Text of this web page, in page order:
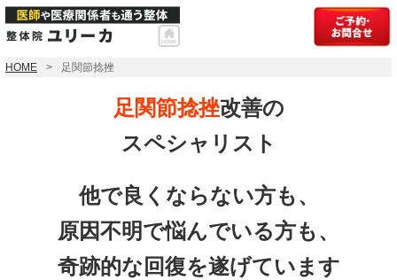
HOME 足関節捻挫
足関節捻挫改善の
スペシャリスト
他で良くならない方も、
原因不明で悩んでいる方も、
奇跡的な回復を遂げています